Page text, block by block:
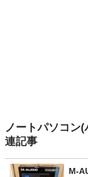
ノートパソコン
連記事
M-